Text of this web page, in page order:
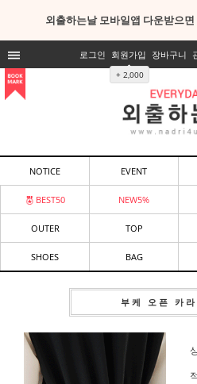
외출하는날 모바일앱 다운받으면
로그인 회원가입
+ 2,000
장바구니
NOTICE EVENT
BEST50 NEW5%
OUTER TOP
SHOES BAG
부케 오픈 카